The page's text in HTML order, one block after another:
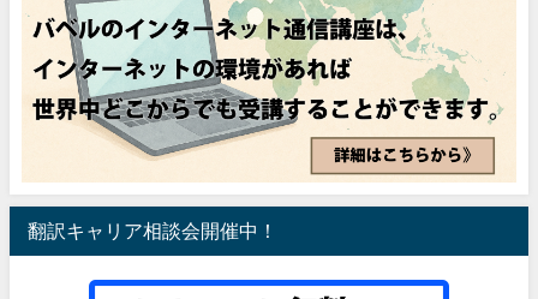
翻訳キャリア相談会開催中！